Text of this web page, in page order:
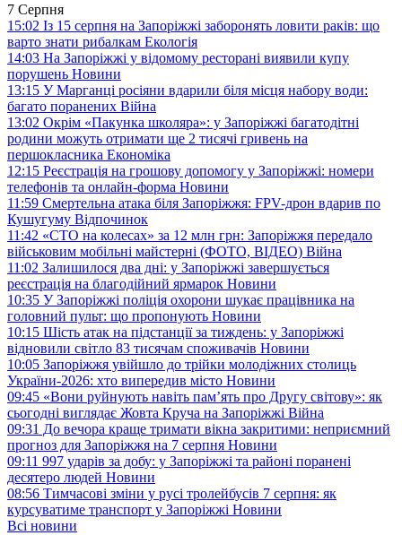
7 Серпня
15:02 Із 15 серпня на Запоріжжі заборонять ловити раків: що
варто знати рибалкам Екологія
14:03 На Запоріжжі у відомому ресторані виявили купу
порушень Новини
13:15 У Марганці росіяни вдарили біля місця набору води:
багато поранених Війна
13:02 Окрім «Пакунка школяра»: у Запоріжжі багатодітні
родини можуть отримати ще 2 тисячі гривень на
першокласника Економіка
12:15 Реєстрація на грошову допомогу у Запоріжжі: номери
телефонів та онлайн-форма Новини
11:59 Смертельна атака біля Запоріжжя: FPV-дрон вдарив по
Кушугуму Відпочинок
11:42 «СТО на колесах» за 12 млн грн: Запоріжжя передало
військовим мобільні майстерні (ФОТО, ВІДЕО) Війна
11:02 Залишилося два дні: у Запоріжжі завершується
реєстрація на благодійний ярмарок Новини
10:35 У Запоріжжі поліція охорони шукає працівника на
головний пульт: що пропонують Новини
10:15 Шість атак на підстанції за тиждень: у Запоріжжі
відновили світло 83 тисячам споживачів Новини
10:05 Запоріжжя увійшло до трійки молодіжних столиць
України-2026: хто випередив місто Новини
09:45 «Вони руйнують навіть пам’ять про Другу світову»: як
сьогодні виглядає Жовта Круча на Запоріжжі Війна
09:31 До вечора краще тримати вікна закритими: неприємний
прогноз для Запоріжжя на 7 серпня Новини
09:11 997 ударів за добу: у Запоріжжі та районі поранені
десятеро людей Новини
08:56 Тимчасові зміни у русі тролейбусів 7 серпня: як
курсуватиме транспорт у Запоріжжі Новини
Всі новини